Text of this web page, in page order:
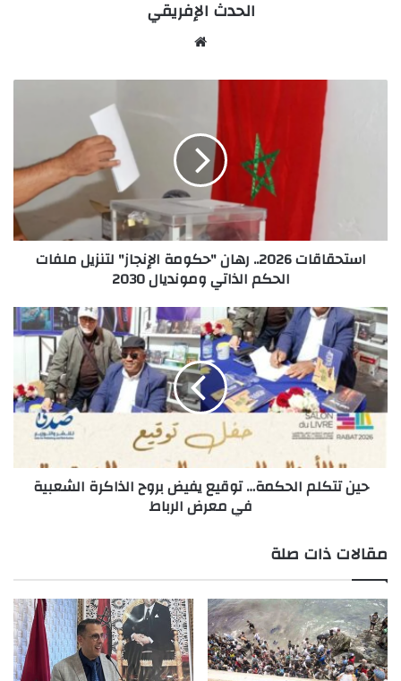
الحدث الإفريقي
الذاتي
ومونديال
استحقاقات 2026.. رهان "حكومة الإنجاز" لتنزيل ملفات
الحكم الذاتي ومونديال 2030
حين
تتكلم
الحكمة…
توقيع
يفيض
بروح
الذاكرة
في
معرضحين تتكلم الحكمة… توقيع يفيض بروح الذاكرة الشعبية
في معرض الرباط
مقالات ذات صلة